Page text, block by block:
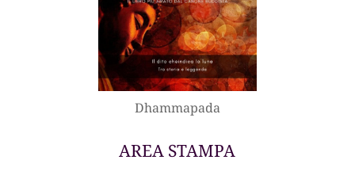
Dhammapada
AREA STAMPA